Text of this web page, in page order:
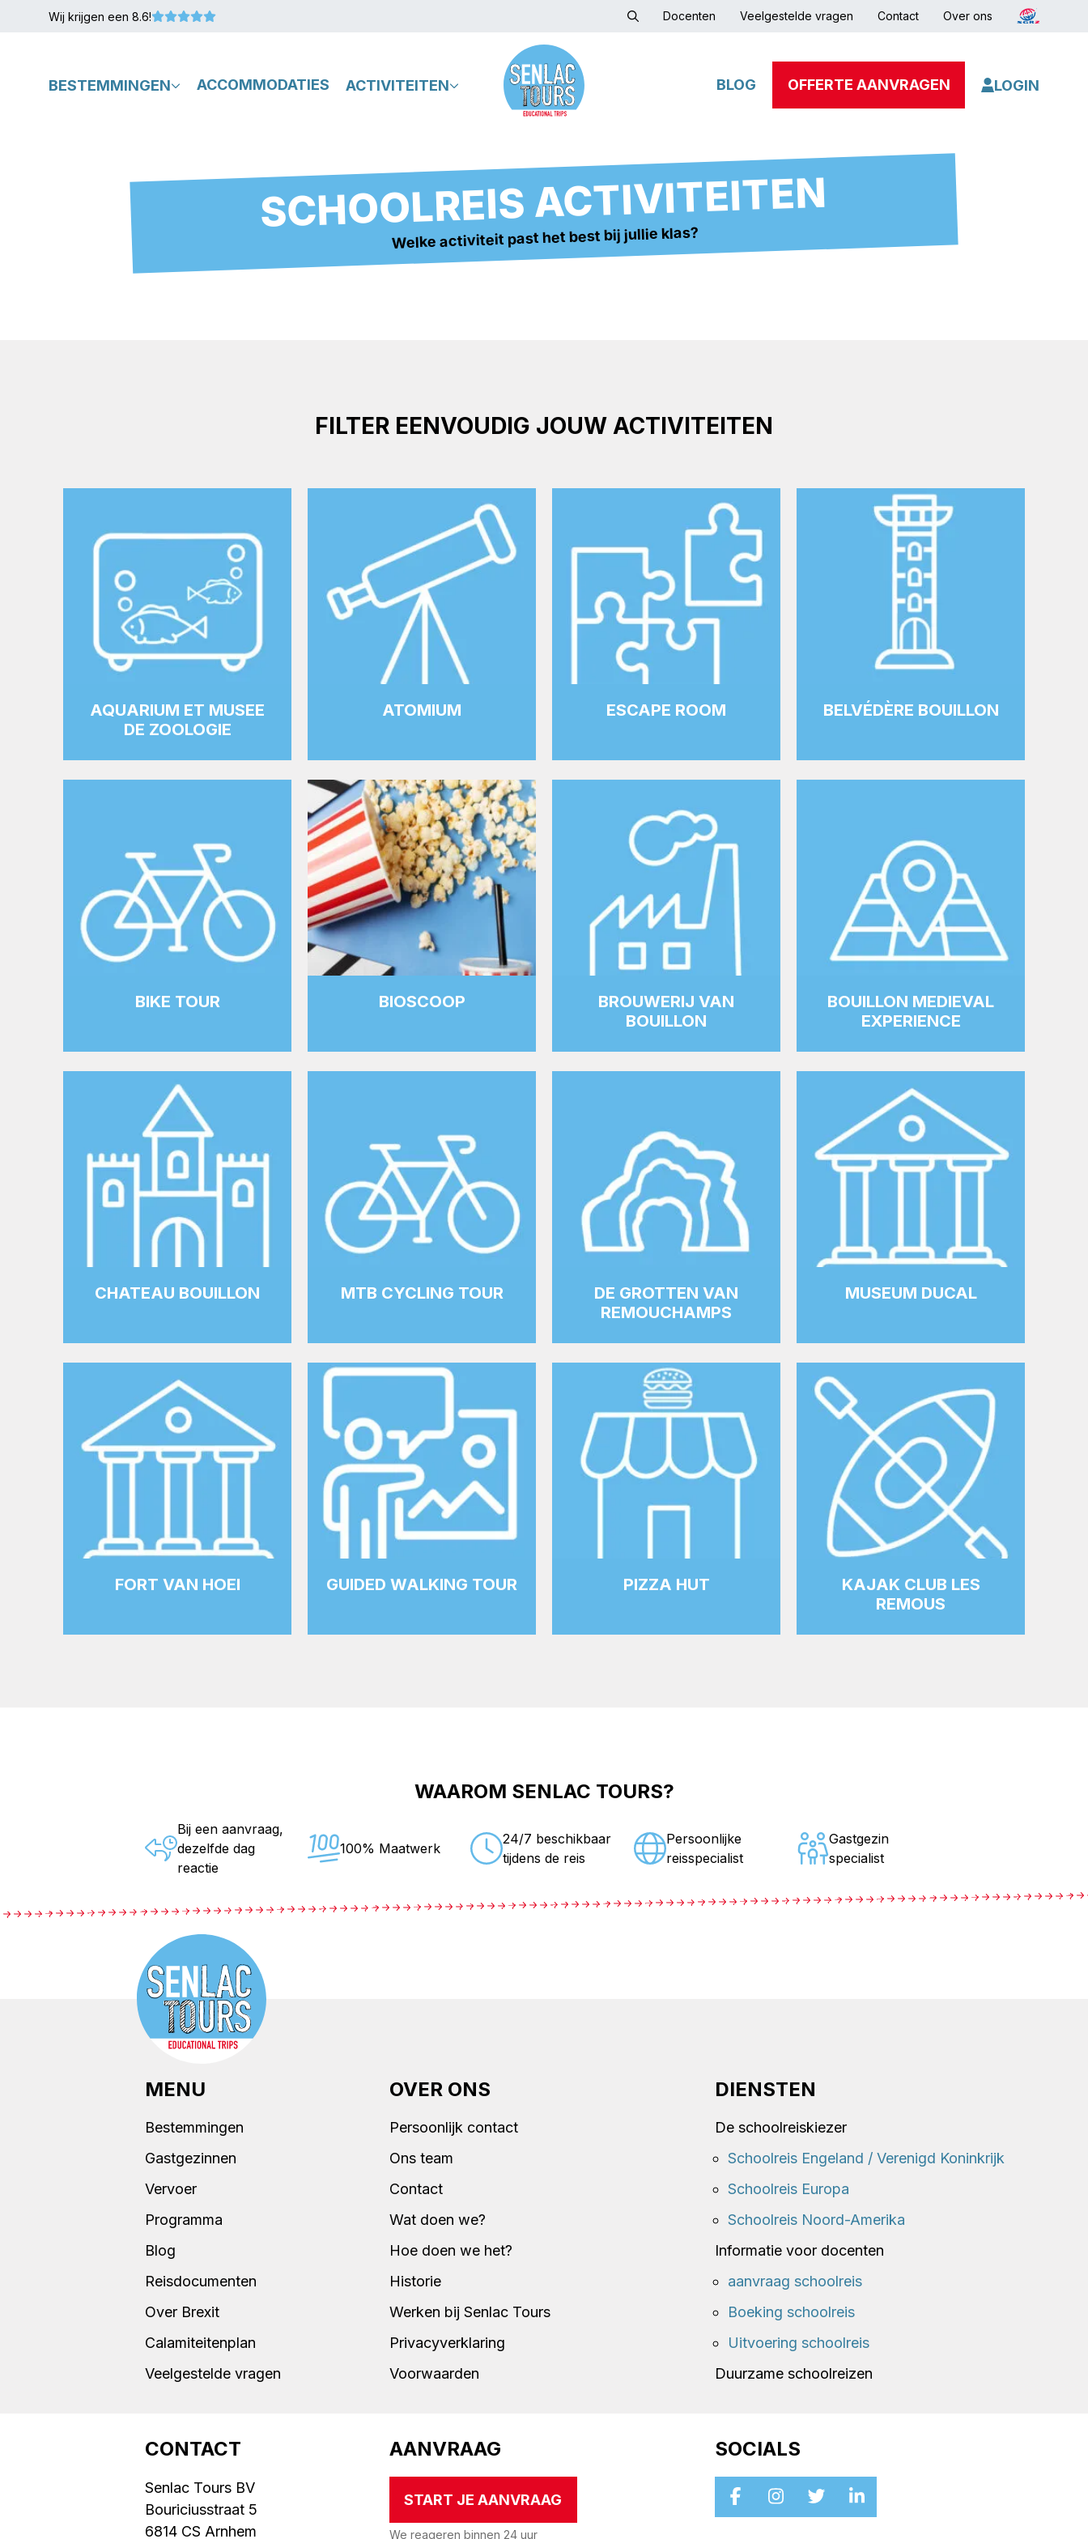
Wij krijgen een 8.6! Docenten Veelgestelde vragen Contact Over ons
BESTEMMINGEN ACCOMMODATIES ACTIVITEITEN BLOG OFFERTE AANVRAGEN LOGIN
SCHOOLREIS ACTIVITEITEN
Welke activiteit past het best bij jullie klas?
FILTER EENVOUDIG JOUW ACTIVITEITEN
AQUARIUM ET MUSEE
DE ZOOLOGIE
ATOMIUM ESCAPE ROOM BELVÉDÈRE BOUILLON
BIKE TOUR BIOSCOOP
BROUWERIJ VAN
BOUILLON
BOUILLON MEDIEVAL
EXPERIENCE
CHATEAU BOUILLON MTB CYCLING TOUR
DE GROTTEN VAN
REMOUCHAMPS
MUSEUM DUCAL
FORT VAN HOEI GUIDED WALKING TOUR PIZZA HUT
KAJAK CLUB LES
REMOUS
WAAROM SENLAC TOURS?
Bij een aanvraag,
dezelfde dag
reactie
100% Maatwerk
24/7 beschikbaar
tijdens de reis
Persoonlijke
reisspecialist
Gastgezin
specialist
MENU
Bestemmingen
Gastgezinnen
Vervoer
Programma
Blog
Reisdocumenten
Over Brexit
Calamiteitenplan
Veelgestelde vragen
OVER ONS
Persoonlijk contact
Ons team
Contact
Wat doen we?
Hoe doen we het?
Historie
Werken bij Senlac Tours
Privacyverklaring
Voorwaarden
DIENSTEN
De schoolreiskiezer
Schoolreis Engeland / Verenigd Koninkrijk
Schoolreis Europa
Schoolreis Noord-Amerika
Informatie voor docenten
aanvraag schoolreis
Boeking schoolreis
Uitvoering schoolreis
Duurzame schoolreizen
CONTACT
Senlac Tours BV
Bouriciusstraat 5
6814 CS Arnhem
AANVRAAG
START JE AANVRAAG
We reageren binnen 24 uur
SOCIALS